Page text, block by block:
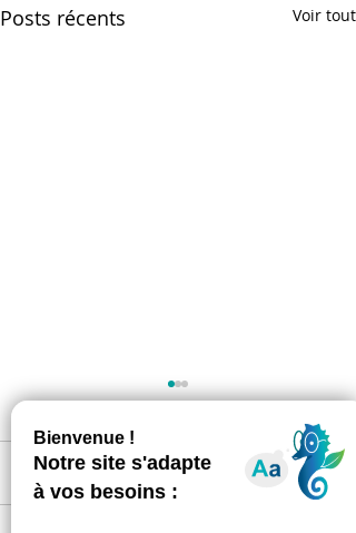
Posts récents Voir tout
1 commentaire